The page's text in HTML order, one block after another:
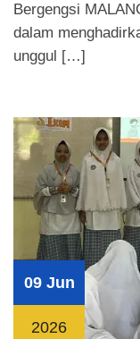
Bergengsi
dalam
unggul […]
09 Jun
2026